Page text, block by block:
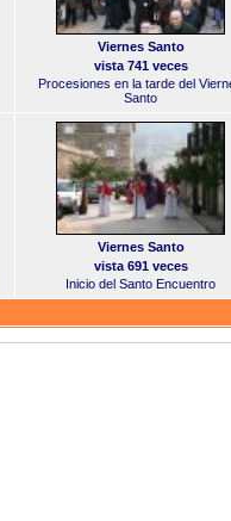
Viernes Santo
vista 741 veces
Procesiones en la tarde del
Santo
Viernes Santo
vista 691 veces
Inicio del Santo Encuentro